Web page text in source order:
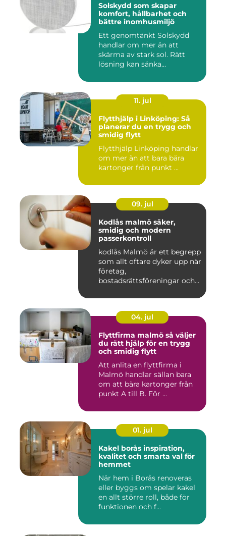
Solskydd som skapar
komfort, hållbarhet och
bättre inomhusmiljö
Ett genomtänkt Solskydd
handlar om mer än att
skärma av stark sol. Rätt
lösning kan sänka
11. jul
Flytthjälp i Linköping: Så
planerar du en trygg och
smidig flytt
Flytthjälp Linköping handlar
om mer än att bara bära
kartonger från punkt ...
09. jul
Kodlås malmö säker,
smidig och modern
passerkontroll
kodlås Malmö är ett begrepp
som allt oftare dyker upp när
företag,
bostadsrättsföreningar och
04. jul
Flyttfirma malmö så väljer
du rätt hjälp för en trygg
och smidig flytt
Att anlita en flyttfirma i
Malmö handlar sällan bara
om att bära kartonger från
punkt A till B. För ...
01. jul
Kakel borås inspiration,
kvalitet och smarta val för
hemmet
När hem i Borås renoveras
eller byggs om spelar kakel
en allt större roll, både för
funktionen och f...